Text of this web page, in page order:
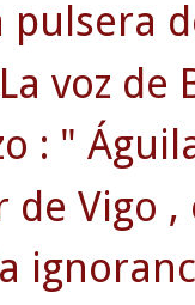
pulsera
voz de
: "
de Vigo